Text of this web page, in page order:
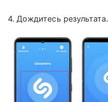
4. Дождитесь результата.